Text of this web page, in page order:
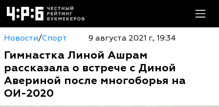
Новости/Спорт 9 августа 2021 г., 19:34
Гимнастка Линой Ашрам
рассказала о встрече с Диной
Авериной после многоборья на
ОИ-2020